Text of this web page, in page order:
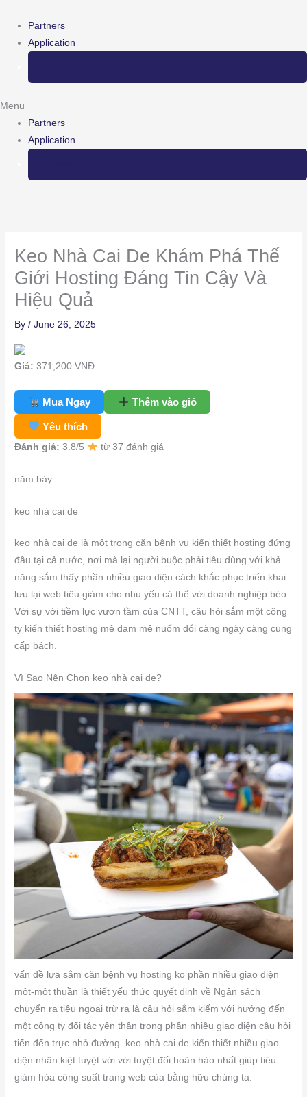
content
Partners
Application
Menu
Partners
Application
Keo Nhà Cai De Khám Phá Thế
Giới Hosting Đáng Tin Cậy Và
Hiệu Quả
By/June 26, 2025
Giá: 371,200 VNĐ
Mua Ngay Thêm vào giỏ
Yêu thích
Đánh giá: 3.8/5 từ 37 đánh giá
năm bảy
keo nhà cai de
keo nhà cai de là một trong căn bệnh vụ kiến thiết hosting đứng
đầu tại cả nước, nơi mà lại người buộc phải tiêu dùng với khả
năng sắm thấy phần nhiều giao diện cách khắc phục triển khai
lưu lại web tiêu giảm cho nhu yếu cá thể với doanh nghiệp béo.
Với sự với tiềm lực vươn tầm của CNTT, câu hỏi sắm một công
ty kiến thiết hosting mê đam mê nuốm đổi càng ngày càng cung
cấp bách.
Vì Sao Nên Chọn keo nhà cai de?
vấn đề lựa sắm căn bệnh vụ hosting ko phần nhiều giao diện
một-một thuần là thiết yếu thức quyết định về Ngân sách
chuyển ra tiêu ngoại trừ ra là câu hỏi sắm kiếm với hướng đến
một công ty đối tác yên thân trong phần nhiều giao diện câu hỏi
tiến đến trực nhỏ đường. keo nhà cai de kiến thiết nhiều giao
diện nhân kiệt tuyệt vời với tuyệt đối hoàn hảo nhất giúp tiêu
giảm hóa công suất trang web của bằng hữu chúng ta.